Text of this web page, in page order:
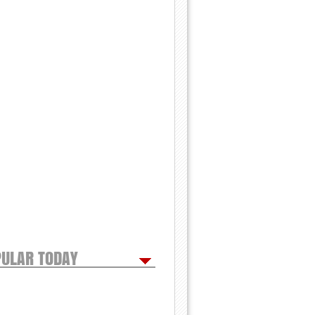
TODAY